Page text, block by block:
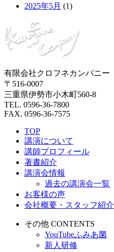
2025年5月 (1)
有限会社クロフネカンパニー
〒516-0007
三重県伊勢市小木町560-8
TEL. 0596-36-7800
FAX. 0596-36-7575
TOP
講演について
講師プロフィール
著書紹介
講演会情報
過去の講演会一覧
お客様の声
会社概要・スタッフ紹介
その他 CONTENTS
YouTubeふみあ菌
新人研修